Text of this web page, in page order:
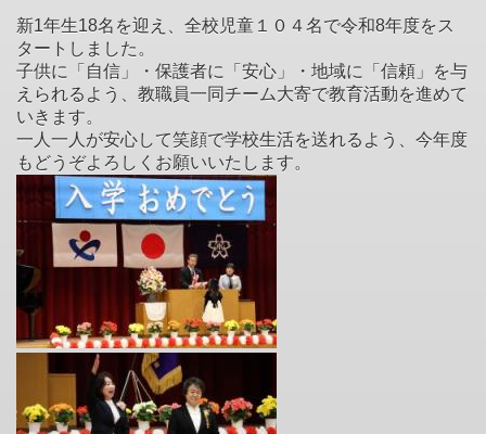
新1年生18名を迎え、全校児童１０４名で令和8年度をス
タートしました。
子供に「自信」・保護者に「安心」・地域に「信頼」を与
えられるよう、教職員一同チーム大寄で教育活動を進めて
いきます。
一人一人が安心して笑顔で学校生活を送れるよう、今年度
もどうぞよろしくお願いいたします。